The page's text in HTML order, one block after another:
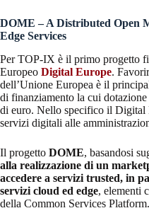
DOME – A Distributed Open
Edge Services
Per TOP-IX è il primo progetto
Europeo Digital Europe.
dell’Unione Europea è il
di finanziamento la cui
di euro. Nello specifico il Digital
servizi digitali alle
Il progetto DOME, basandosi
alla realizzazione di un
accedere a servizi trusted, in
servizi cloud ed edge, elementi
della Common Services Platform.